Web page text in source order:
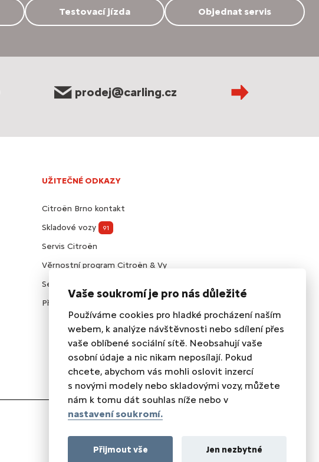
Testovací jízda Objednat servis
prodej@carling.cz
UŽITEČNÉ ODKAZY
Citroën Brno kontakt
Skladové vozy
91
Servis Citroën
Věrnostní program Citroën & Vy
Servisní smlouvy Citroën
Příslušenství Citroën
Vaše soukromí je pro nás důležité
Používáme cookies pro hladké procházení naším
webem, k analýze návštěvnosti nebo sdílení přes
vaše oblíbené sociální sítě. Neobsahují vaše
osobní údaje a nic nikam neposílají. Pokud
chcete, abychom vás mohli oslovit inzercí
s novými modely nebo skladovými vozy, můžete
nám k tomu dát souhlas níže nebo v
nastavení soukromí.
Přijmout vše Jen nezbytné